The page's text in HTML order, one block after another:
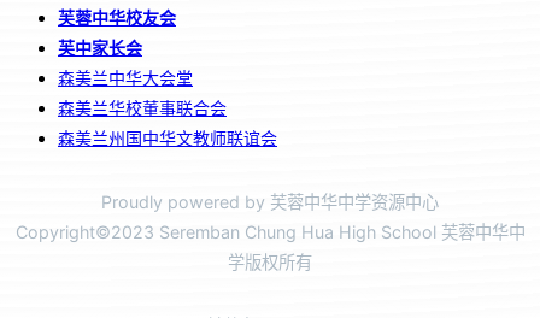
芙蓉中华校友会
芙中家长会
森美兰中华大会堂
森美兰华校董事联合会
森美兰州国中华文教师联谊会
Proudly powered by 芙蓉中华中学资源中心
Copyright©2023 Seremban Chung Hua High School 芙蓉中华中
学版权所有